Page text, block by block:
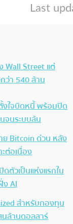
Wall Street แต่
ว่า 540 ล้าน
งใจบิดหนี้ พร้อมปิด
จนระบบล้น
ย Bitcoin ด่วน หลัง
ต่อเนื่อง
ดตัวเป็นแห่งแรกใน
ง AI
สำหรับกองทุน
นล้านดอลลาร์